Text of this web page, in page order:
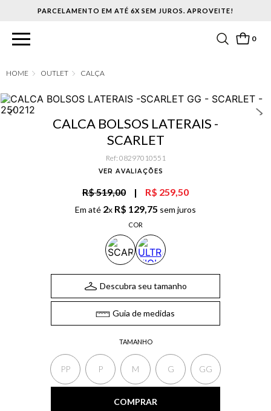
PARCELAMENTO EM ATÉ 6X SEM JUROS. APROVEITE!
0
OUTLET CALÇA
CALCA BOLSOS LATERAIS -
SCARLET
Ref: 08297010551
VER AVALIAÇÕES
R$ 519,00 | R$ 259,50
Em até 2x R$ 129,75 sem juros
COR
TAMANHO
PP P M G GG
Descubra seu tamanho
Guia de medidas
COMPRAR